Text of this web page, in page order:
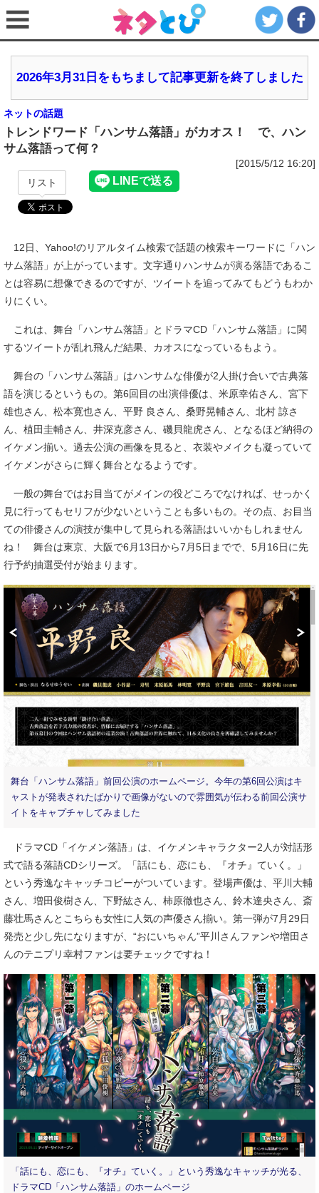
2026年3月31日をもちまして記事更新を終了しました
ネットの話題
トレンドワード「ハンサム落語」がカオス！ で、ハン
サム落語って何？
[2015/5/12 16:20]
リスト
12日、Yahoo!のリアルタイム検索で話題の検索キーワードに「ハン
サム落語」が上がっています。文字通りハンサムが演る落語であるこ
とは容易に想像できるのですが、ツイートを追ってみてもどうもわか
りにくい。
これは、舞台「ハンサム落語」とドラマCD「ハンサム落語」に関
するツイートが乱れ飛んだ結果、カオスになっているもよう。
舞台の「ハンサム落語」はハンサムな俳優が2人掛け合いで古典落
語を演じるというもの。第6回目の出演俳優は、米原幸佑さん、宮下
雄也さん、松本寛也さん、平野 良さん、桑野晃輔さん、北村 諒さ
ん、植田圭輔さん、井深克彦さん、磯貝龍虎さん、となるほど納得の
イケメン揃い。過去公演の画像を見ると、衣装やメイクも凝っていて
イケメンがさらに輝く舞台となるようです。
一般の舞台ではお目当てがメインの役どころでなければ、せっかく
見に行ってもセリフが少ないということも多いもの。その点、お目当
ての俳優さんの演技が集中して見られる落語はいいかもしれません
ね！ 舞台は東京、大阪で6月13日から7月5日までで、5月16日に先
行予約抽選受付が始まります。
舞台「ハンサム落語」前回公演のホームページ。今年の第6回公演はキ
ャストが発表されたばかりで画像がないので雰囲気が伝わる前回公演サ
イトをキャプチャしてみました
ドラマCD「イケメン落語」は、イケメンキャラクター2人が対話形
式で語る落語CDシリーズ。「話にも、恋にも、『オチ』ていく。」
という秀逸なキャッチコピーがついています。登場声優は、平川大輔
さん、増田俊樹さん、下野紘さん、柿原徹也さん、鈴木達央さん、斎
藤壮馬さんとこちらも女性に人気の声優さん揃い。第一弾が7月29日
発売と少し先になりますが、“おにいちゃん”平川さんファンや増田さ
んのテニプリ幸村ファンは要チェックですね！
「話にも、恋にも、『オチ』ていく。」という秀逸なキャッチが光る、
ドラマCD「ハンサム落語」のホームページ